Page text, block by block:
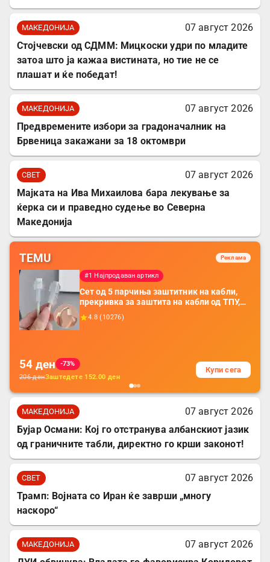
МАКЕДОНИЈА
07 август 2026
Стојчевски од СДММ: Мицкоски удри по младите
затоа што ја кажаа вистината, но тие не се
плашат и ќе победат!
МАКЕДОНИЈА
07 август 2026
Предвремените избори за градоначалник на
Брвеница закажани за 18 октомври
СВЕТ
07 август 2026
Мајката на Ива Михаилова бара лекување за
ќерка си и праведно судење во Северна
Македонија
TEMU Реклама
#1 Најпродаван артикл
Сет од 5 парчиња заштитник на кабли,
прекривка за заштита на кабли од ТПУ,
додатоци за заштита на кабли, без
батерија, за мобилни телефони, комплет
4.8 (10276)
54 ден
-73%
206денЗаштедете 152.00 ден
Купи сега
МАКЕДОНИЈА
07 август 2026
Бујар Османи: Кој го отстранува албанскиот јазик
од граничните табли, директно го крши законот!
СВЕТ
07 август 2026
Трамп: Војната со Иран ќе заврши „многу
наскоро“
МАКЕДОНИЈА
07 август 2026